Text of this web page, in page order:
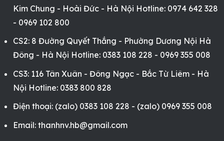
Kim Chung - Hoài Đức - Hà Nội Hotline: 0974 642 328
- 0969 102 800
CS2: 8 Đường Quyết Thắng - Phường Dương Nội Hà
Đông - Hà Nội Hotline: 0383 108 228 - 0969 355 008
CS3: 116 Tân Xuân - Đông Ngạc - Bắc Từ Liêm - Hà
Nội Hotline: 0383 800 828
Điện thoại: (zalo) 0383 108 228 - (zalo) 0969 355 008
Email: thanhnv.hb@gmail.com